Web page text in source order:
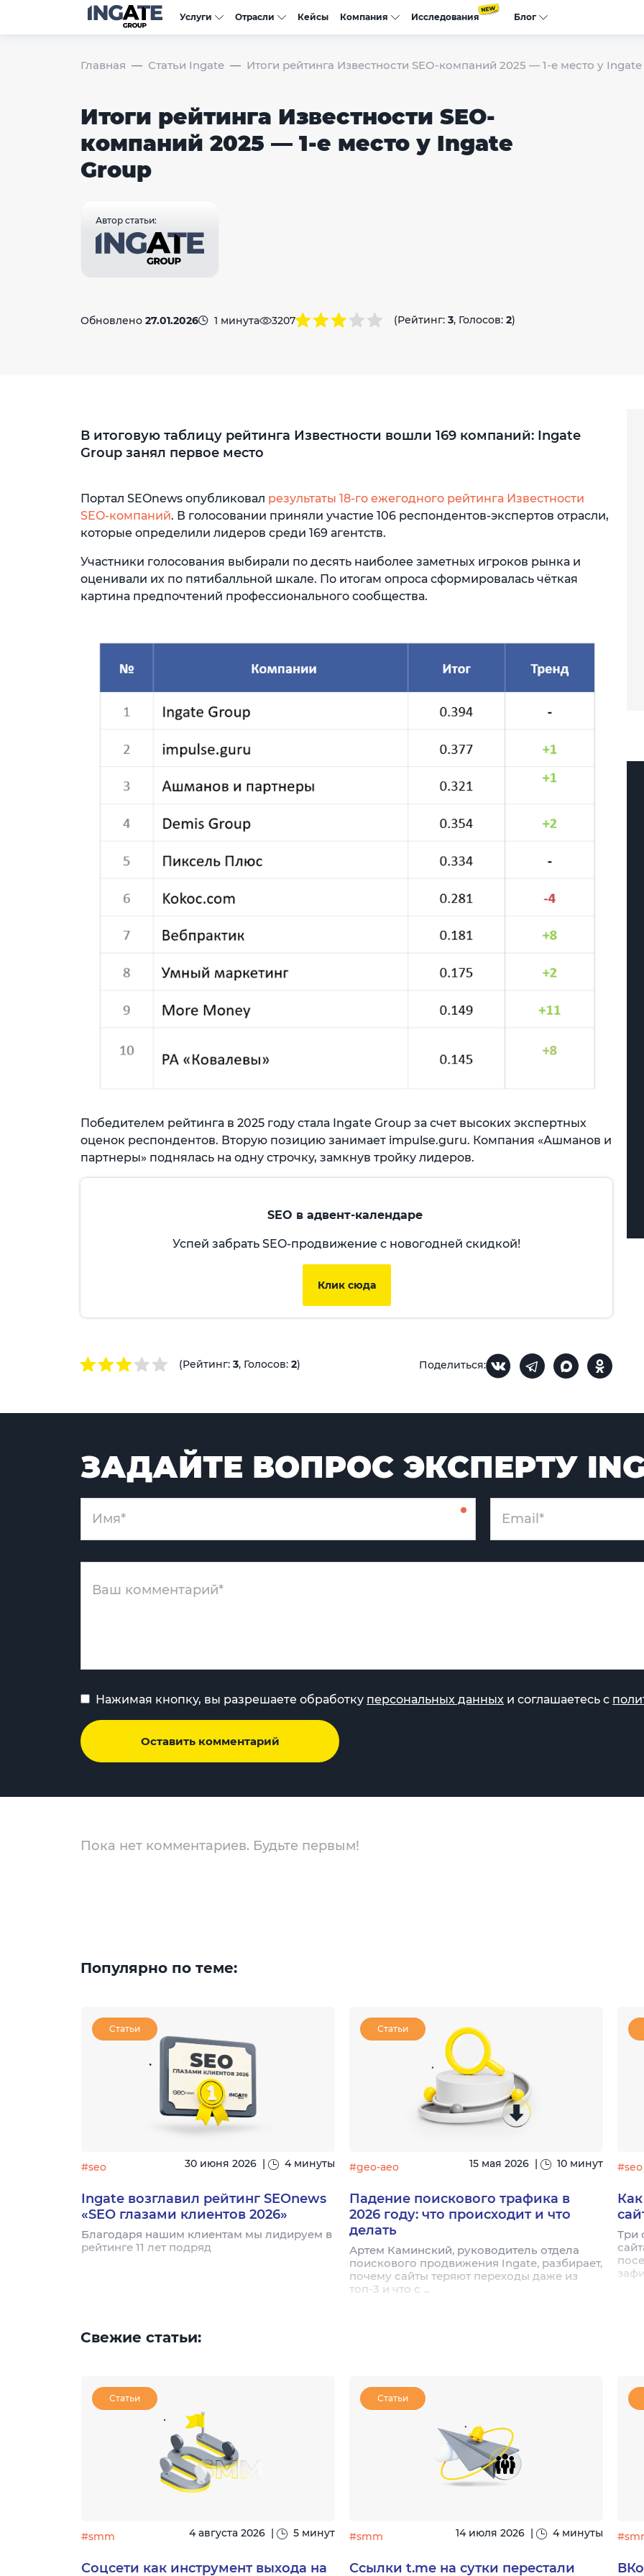
Услуги Отрасли Кейсы Компания Исследования Блог
Главная Статьи Ingate Итоги рейтинга Известности SEO-компаний 2025 — 1-е место у
Итоги рейтинга Известности SEO-
компаний 2025 — 1-е место у Ingate
Group
Автор статьи:
Обновлено 27.01.2026 1 минута 3207 (Рейтинг: 3, Голосов: 2)
В итоговую таблицу рейтинга Известности вошли 169 компаний: Ingate
Group занял первое место
Портал SEOnews опубликовал результаты 18-го ежегодного рейтинга Известности
SEO-компаний. В голосовании приняли участие 106 респондентов-экспертов отрасли,
которые определили лидеров среди 169 агентств.
Участники голосования выбирали по десять наиболее заметных игроков рынка и
оценивали их по пятибалльной шкале. По итогам опроса сформировалась чёткая
картина предпочтений профессионального сообщества.
Победителем рейтинга в 2025 году стала Ingate Group за счет высоких экспертных
оценок респондентов. Вторую позицию занимает impulse.guru. Компания «Ашманов и
партнеры» поднялась на одну строчку, замкнув тройку лидеров.
SEO в адвент-календаре
Успей забрать SEO-продвижение с новогодней скидкой!
Клик сюда
(Рейтинг: 3, Голосов: 2) Поделиться:
ЗАДАЙТЕ ВОПРОС ЭКСПЕРТУ
Нажимая кнопку, вы разрешаете обработку персональных данных и соглашаетесь с
Оставить комментарий
Пока нет комментариев. Будьте первым!
Популярно по теме:
Статьи
#seo 30 июня 2026 | 4 минуты
Ingate возглавил рейтинг SEOnews
«SEO глазами клиентов 2026»
Благодаря нашим клиентам мы лидируем в
рейтинге 11 лет подряд
Статьи
#geo-aeo 15 мая 2026 | 10 минут
Падение поискового трафика в
2026 году: что происходит и что
делать
Артем Каминский, руководитель отдела
поискового продвижения Ingate, разбирает,
почему сайты теряют переходы даже из
топ-3 и что с ...
#seo
Три
Свежие статьи:
Статьи
#smm 4 августа 2026 | 5 минут
Соцсети как инструмент выхода на
Статьи
#smm 14 июля 2026 | 4 минуты
Ссылки t.me на сутки перестали